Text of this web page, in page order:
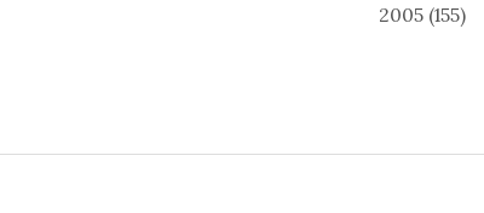
2005 (155)